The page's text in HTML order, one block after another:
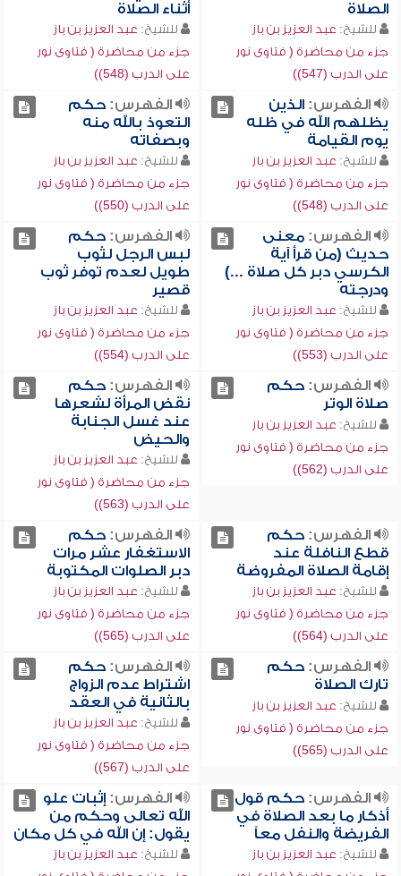
الصلاة
للشيخ: عبد العزيز بن باز
جزء من محاضرة ( فتاوى نور
على الدرب (547))
أثناء الصلاة
للشيخ: عبد العزيز بن باز
جزء من محاضرة ( فتاوى نور
على الدرب (548))
الفهرس:الذين
يظلهم الله في ظله
يوم القيامة
للشيخ: عبد العزيز بن باز
جزء من محاضرة ( فتاوى نور
على الدرب (548))
الفهرس:حكم
التعوذ بالله منه
وبصفاته
للشيخ: عبد العزيز بن باز
جزء من محاضرة ( فتاوى نور
على الدرب (550))
الفهرس:معنى
حديث (من قرأ آية
الكرسي دبر كل صلاة ...)
ودرجته
للشيخ: عبد العزيز بن باز
جزء من محاضرة ( فتاوى نور
على الدرب (553))
الفهرس:حكم
لبس الرجل لثوب
طويل لعدم توفر ثوب
قصير
للشيخ: عبد العزيز بن باز
جزء من محاضرة ( فتاوى نور
على الدرب (554))
الفهرس:حكم
صلاة الوتر
للشيخ: عبد العزيز بن باز
جزء من محاضرة ( فتاوى نور
على الدرب (562))
الفهرس:حكم
نقض المرأة لشعرها
عند غسل الجنابة
والحيض
للشيخ: عبد العزيز بن باز
جزء من محاضرة ( فتاوى نور
على الدرب (563))
الفهرس:حكم
قطع النافلة عند
إقامة الصلاة المفروضة
للشيخ: عبد العزيز بن باز
جزء من محاضرة ( فتاوى نور
على الدرب (564))
الفهرس:حكم
الاستغفار عشر مرات
دبر الصلوات المكتوبة
للشيخ: عبد العزيز بن باز
جزء من محاضرة ( فتاوى نور
على الدرب (565))
الفهرس:حكم
تارك الصلاة
للشيخ: عبد العزيز بن باز
جزء من محاضرة ( فتاوى نور
على الدرب (565))
الفهرس:حكم
اشتراط عدم الزواج
بالثانية في العقد
للشيخ: عبد العزيز بن باز
جزء من محاضرة ( فتاوى نور
على الدرب (567))
الفهرس:حكم قول
أذكار ما بعد الصلاة في
الفريضة والنفل معاً
للشيخ: عبد العزيز بن باز
الفهرس:إثبات علو
الله تعالى وحكم من
يقول: إن الله في كل مكان
للشيخ: عبد العزيز بن باز